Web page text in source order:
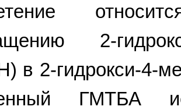
2-
в 2-гидрокси-4-
ГМТБА